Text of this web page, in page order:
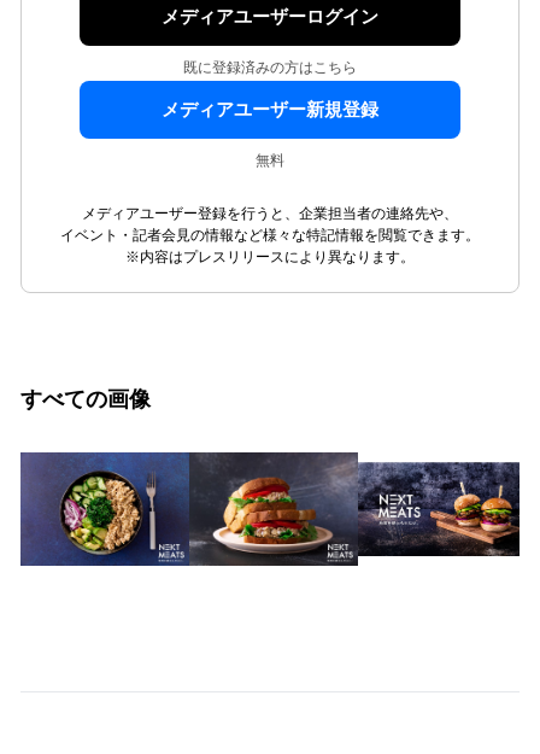
メディアユーザーログイン
既に登録済みの方はこちら
メディアユーザー新規登録
無料
メディアユーザー登録を行うと、企業担当者の連絡先や、
イベント・記者会見の情報など様々な特記情報を閲覧できます。
※内容はプレスリリースにより異なります。
すべての画像